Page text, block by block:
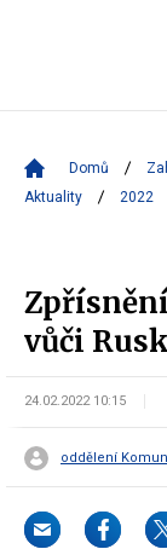
Domů
Aktuality
2022
vůči
24.02.2022 10:15
oddělení